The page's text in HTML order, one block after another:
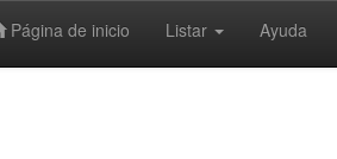
Página de inicio Listar Ayuda